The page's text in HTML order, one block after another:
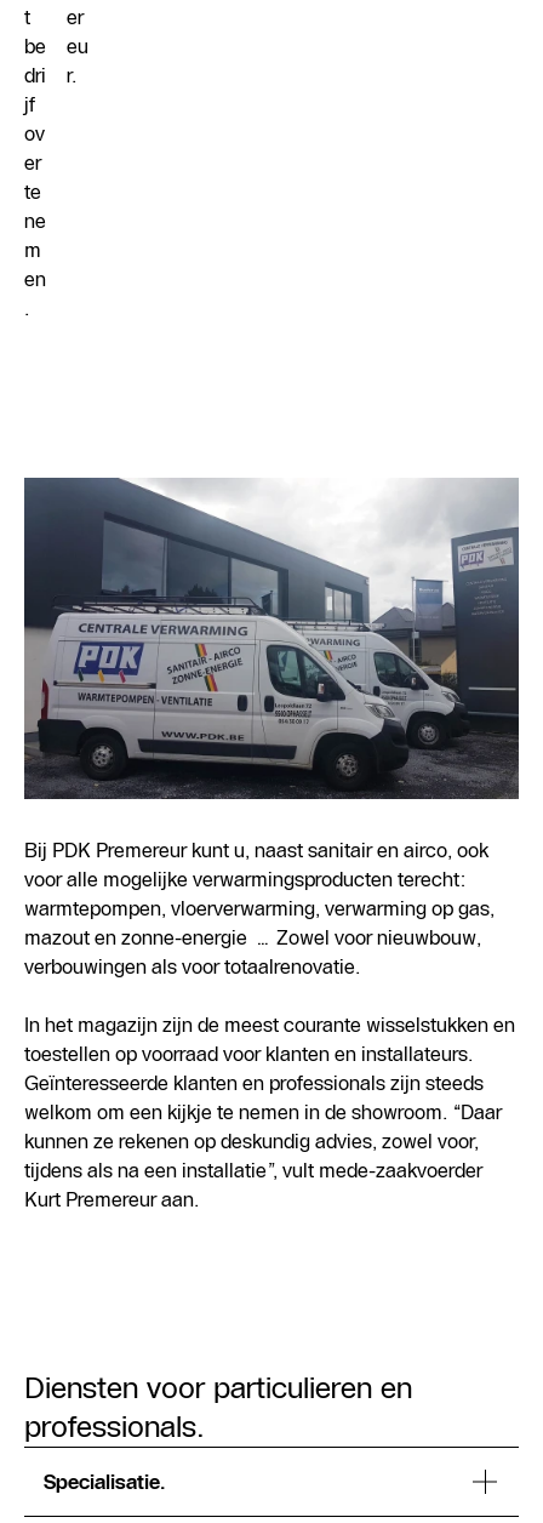
t
be
dri
jf
ov
er
te
ne
m
en
.
er
eu
r.
Bij PDK Premereur kunt u, naast sanitair en airco, ook
voor alle mogelijke verwarmingsproducten terecht:
warmtepompen, vloerverwarming, verwarming op gas,
mazout en zonne-energie … Zowel voor nieuwbouw,
verbouwingen als voor totaalrenovatie.
In het magazijn zijn de meest courante wisselstukken en
toestellen op voorraad voor klanten en installateurs.
Geïnteresseerde klanten en professionals zijn steeds
welkom om een kijkje te nemen in de showroom. “Daar
kunnen ze rekenen op deskundig advies, zowel voor,
tijdens als na een installatie”, vult mede-zaakvoerder
Kurt Premereur aan.
Diensten voor particulieren en
professionals.
Specialisatie.